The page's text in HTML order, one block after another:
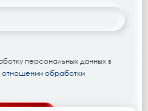
персональных данных в
отношении обработки